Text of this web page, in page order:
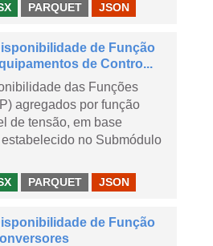
PARQUET JSON
de Função
de Contro...
das Funções
agregados por função
de tensão, em base
no Submódulo
PARQUET JSON
de Função